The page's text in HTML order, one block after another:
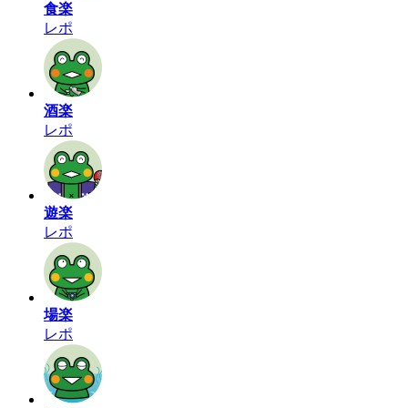
食楽
レポ
酒楽
レポ
遊楽
レポ
場楽
レポ